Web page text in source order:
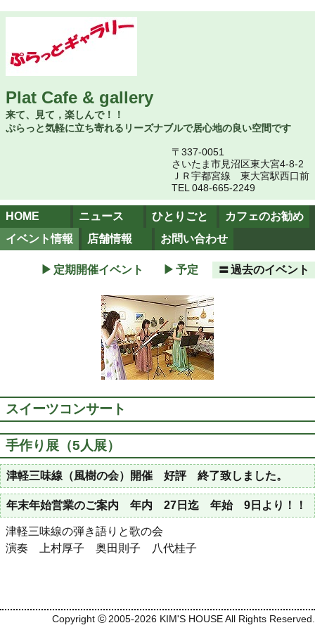
Plat Cafe & gallery
来て、見て，楽しんで！！
ぷらっと気軽に立ち寄れるリーズナブルで居心地の良い空間です
〒337-0051
さいたま市見沼区東大宮4-8-2
ＪＲ宇都宮線 東大宮駅西口前
TEL 048-665-2249
Copyright ©2005-2026 KIM'S HOUSE All Rights Reserved.
HOME ニュース ひとりごと
カフェのお勧め
イベント情報
店舗情報 お問い合わせ
定期開催イベント 予定 過去のイベント
スイーツコンサート
手作り展（5人展）
津軽三味線（風樹の会）開催 好評 終了致しました。
年末年始営業のご案内 年内 27日迄 年始 9日より！！
津軽三味線の弾き語りと歌の会
演奏 上村厚子 奥田則子 八代桂子